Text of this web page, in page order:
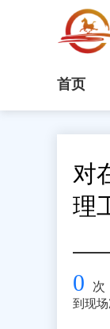
首页
对
理
0 次
到现